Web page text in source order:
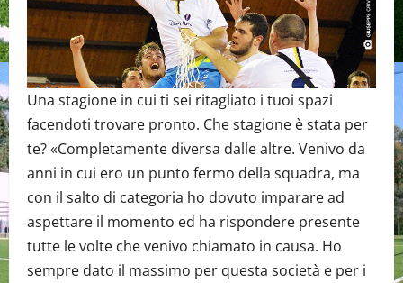
Una stagione in cui ti sei ritagliato i tuoi spazi
facendoti trovare pronto. Che stagione è stata per
te? «Completamente diversa dalle altre. Venivo da
anni in cui ero un punto fermo della squadra, ma
con il salto di categoria ho dovuto imparare ad
aspettare il momento ed ha rispondere presente
tutte le volte che venivo chiamato in causa. Ho
sempre dato il massimo per questa società e per i